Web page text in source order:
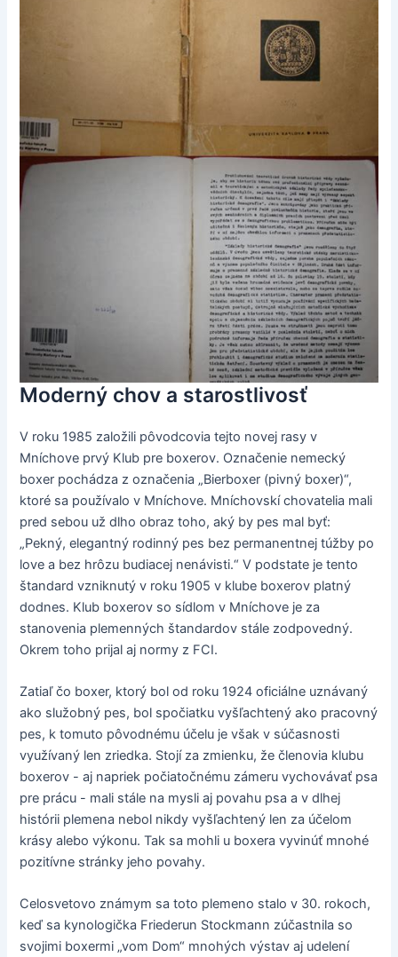
Moderný chov a starostlivosť
V roku 1985 založili pôvodcovia tejto novej rasy v
Mníchove prvý Klub pre boxerov. Označenie nemecký
boxer pochádza z označenia „Bierboxer (pivný boxer)“,
ktoré sa používalo v Mníchove. Mníchovskí chovatelia mali
pred sebou už dlho obraz toho, aký by pes mal byť:
„Pekný, elegantný rodinný pes bez permanentnej túžby po
love a bez hrôzu budiacej nenávisti.“ V podstate je tento
štandard vzniknutý v roku 1905 v klube boxerov platný
dodnes. Klub boxerov so sídlom v Mníchove je za
stanovenia plemenných štandardov stále zodpovedný.
Okrem toho prijal aj normy z FCI.
Zatiaľ čo boxer, ktorý bol od roku 1924 oficiálne uznávaný
ako služobný pes, bol spočiatku vyšľachtený ako pracovný
pes, k tomuto pôvodnému účelu je však v súčasnosti
využívaný len zriedka. Stojí za zmienku, že členovia klubu
boxerov - aj napriek počiatočnému zámeru vychovávať psa
pre prácu - mali stále na mysli aj povahu psa a v dlhej
histórii plemena nebol nikdy vyšľachtený len za účelom
krásy alebo výkonu. Tak sa mohli u boxera vyvinúť mnohé
pozitívne stránky jeho povahy.
Celosvetovo známym sa toto plemeno stalo v 30. rokoch,
keď sa kynologička Friederun Stockmann zúčastnila so
svojimi boxermi „vom Dom“ mnohých výstav aj udelení